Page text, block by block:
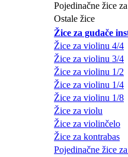
Pojedinačne žice
Ostale žice
Žice za gudače
Žice za violinu 4/4
Žice za violinu 3/4
Žice za violinu 1/2
Žice za violinu 1/4
Žice za violinu 1/8
Žice za violu
Žice za violinčelo
Žice za kontrabas
Pojedinačne žice